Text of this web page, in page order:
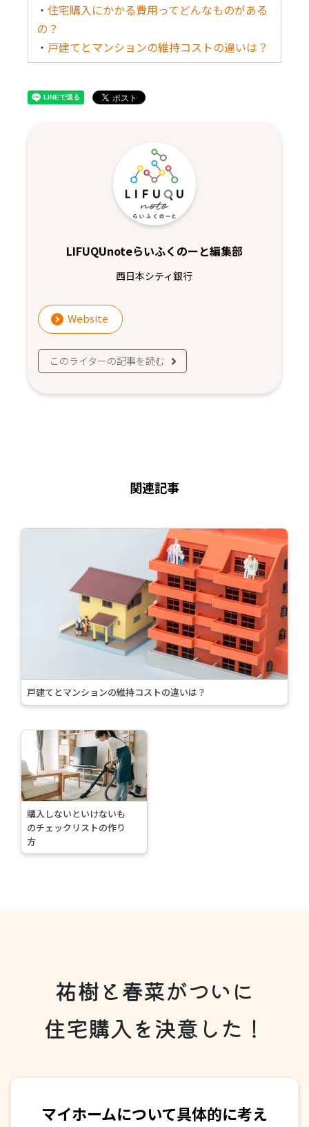
・住宅購入にかかる費用ってどんなものがある
の？
・ 戸建てとマンションの維持コストの違いは？
LIFUQUnoteらいふくのーと編集部
西日本シティ銀行
Website
このライターの記事を読む
関連記事
戸建てとマンションの維持コストの違いは？
続
を
読
む
>購入しないといけないも
のチェックリストの作り
方
祐樹と春菜がついに
住宅購入を決意した！
マイホームについて具体的に考え